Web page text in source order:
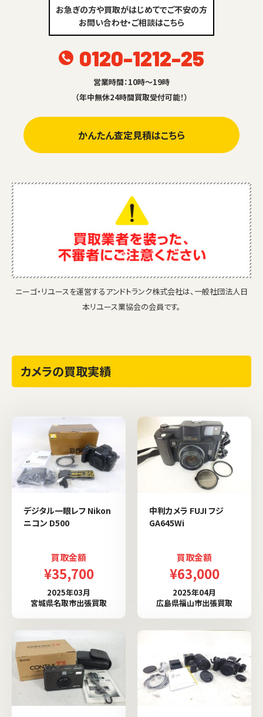
お急ぎの方や買取がはじめてでご不安の方
お問い合わせ・ご相談はこちら
0120-1212-25
営業時間：10時～19時
（年中無休24時間買取受付可能！）
かんたん査定見積はこちら
ニーゴ・リユースを運営するアンドトランク株式会社は、一般社団法人日
本リユース業協会の会員です。
カメラの買取実績
デジタル一眼レフ Nikon
ニコン D500
買取金額
¥35,700
2025年03月
宮城県名取市出張買取
中判カメラ FUJI フジ
GA645Wi
買取金額
¥63,000
2025年04月
広島県福山市出張買取